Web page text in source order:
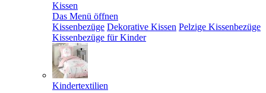
Kissen
Das Menü öffnen
Kissenbezüge Dekorative Kissen Pelzige Kissenbezüge
Kissenbezüge für Kinder
Kindertextilien